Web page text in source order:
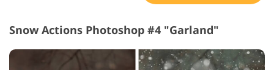
Snow Actions Photoshop #4 "Garland"